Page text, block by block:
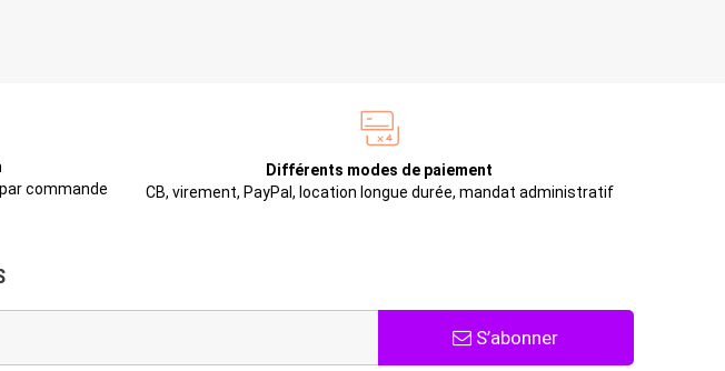
commande
Différents modes de paiement
CB, virement, PayPal, location longue durée, mandat administratif
S’abonner